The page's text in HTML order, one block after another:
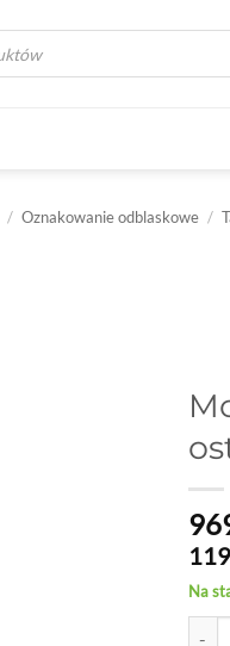
/ Oznakowanie odblaskowe /
Na